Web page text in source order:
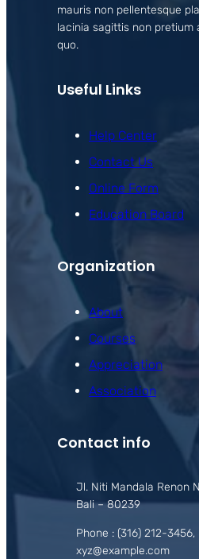
mauris non pellentesque
lacinia sagittis non pretium
quo.
Useful Links
Help Center
Contact Us
Online Form
Education Board
Organization
About
Courses
Appreciation
Association
Contact info
Jl. Niti Mandala Renon
Bali – 80239
Phone : (316) 212-3456,
xyz@example.com